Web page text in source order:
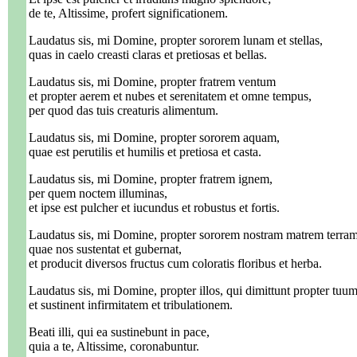
de te, Altissime, profert significationem.
Laudatus sis, mi Domine, propter sororem lunam et stellas,
quas in caelo creasti claras et pretiosas et bellas.
Laudatus sis, mi Domine, propter fratrem ventum
et propter aerem et nubes et serenitatem et omne tempus,
per quod das tuis creaturis alimentum.
Laudatus sis, mi Domine, propter sororem aquam,
quae est perutilis et humilis et pretiosa et casta.
Laudatus sis, mi Domine, propter fratrem ignem,
per quem noctem illuminas,
et ipse est pulcher et iucundus et robustus et fortis.
Laudatus sis, mi Domine, propter sororem nostram matrem
quae nos sustentat et gubernat,
et producit diversos fructus cum coloratis floribus et herba.
Laudatus sis, mi Domine, propter illos, qui dimittunt propter
et sustinent infirmitatem et tribulationem.
Beati illi, qui ea sustinebunt in pace,
quia a te, Altissime, coronabuntur.